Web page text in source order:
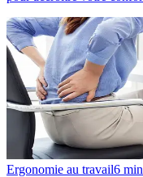
Ergonomie au travail6 min